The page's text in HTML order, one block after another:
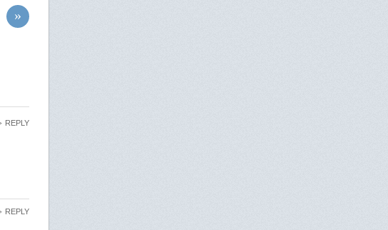
»
REPLY
REPLY